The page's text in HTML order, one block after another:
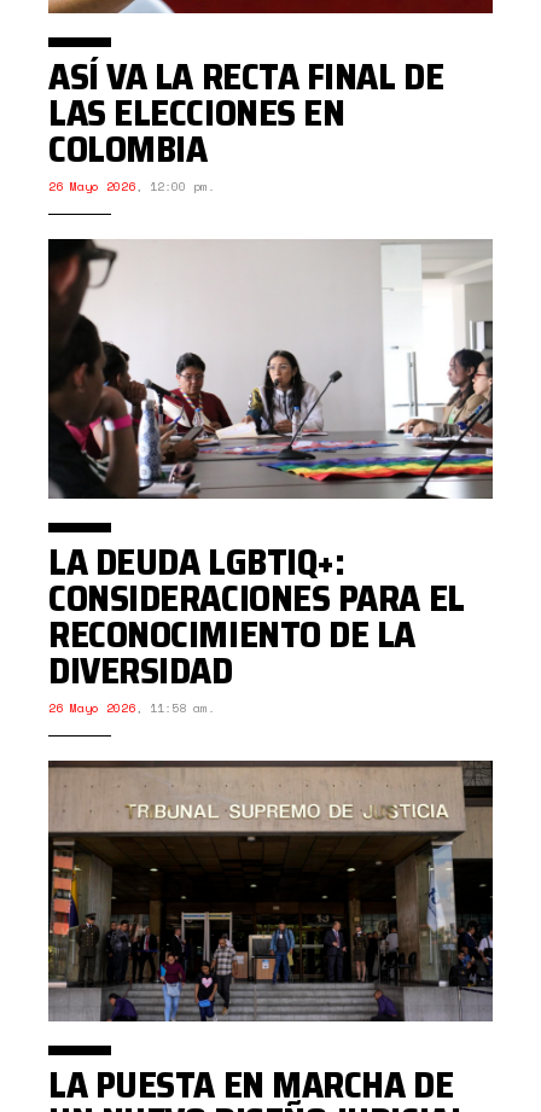
ASÍ VA LA RECTA FINAL DE
LAS ELECCIONES EN
COLOMBIA
26 Mayo 2026, 12:00 pm.
LA DEUDA LGBTIQ+:
CONSIDERACIONES PARA EL
RECONOCIMIENTO DE LA
DIVERSIDAD
26 Mayo 2026, 11:58 am.
LA PUESTA EN MARCHA DE